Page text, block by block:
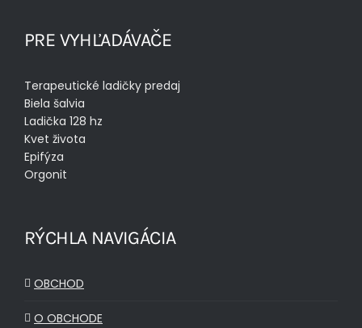
PRE VYHĽADÁVAČE
Terapeutické ladičky predaj
Biela šalvia
Ladička 128 hz
Kvet života
Epifýza
Orgonit
RÝCHLA NAVIGÁCIA
OBCHOD
O OBCHODE